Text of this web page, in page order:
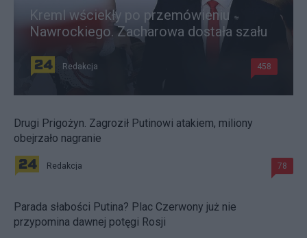
Kreml wściekły po przemówieniu
Nawrockiego. Zacharowa dostała szału
Redakcja 458
Drugi Prigożyn. Zagroził Putinowi atakiem, miliony
obejrzało nagranie
Redakcja 78
Parada słabości Putina? Plac Czerwony już nie
przypomina dawnej potęgi Rosji